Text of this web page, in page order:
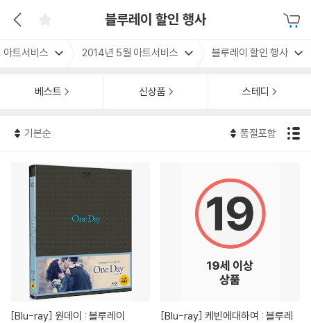
블루레이 할인 행사
아트서비스 2014년 5월 아트서비스 블루레이 할인 행사
베스트 신상품 스테디
기본순 품절포함
[Blu-ray] 원데이 : 블루레이 [Blu-ray]